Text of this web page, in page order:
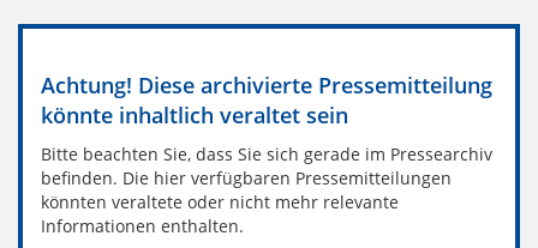
Achtung! Diese archivierte Pressemitteilung
könnte inhaltlich veraltet sein
Bitte beachten Sie, dass Sie sich gerade im Pressearchiv
befinden. Die hier verfügbaren Pressemitteilungen
könnten veraltete oder nicht mehr relevante
Informationen enthalten.